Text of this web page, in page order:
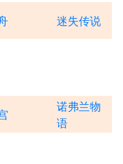
迷失传说
诺弗兰物
语